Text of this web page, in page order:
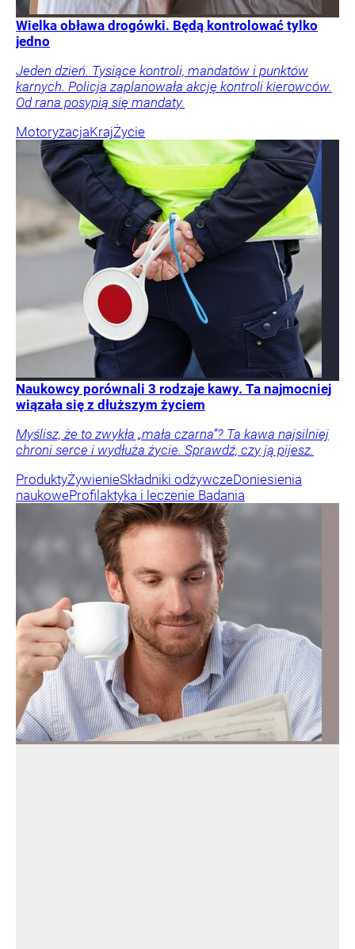
Wielka obława drogówki. Będą kontrolować tylko
jedno
Jeden dzień. Tysiące kontroli, mandatów i punktów
karnych. Policja zaplanowała akcję kontroli kierowców.
Od rana posypią się mandaty.
MotoryzacjaKrajŻycie
Naukowcy porównali 3 rodzaje kawy. Ta najmocniej
wiązała się z dłuższym życiem
Myślisz, że to zwykła „mała czarna”? Ta kawa najsilniej
chroni serce i wydłuża życie. Sprawdź, czy ją pijesz.
ProduktyŻywienieSkładniki odżywczeDoniesienia
naukoweProfilaktyka i leczenie Badania